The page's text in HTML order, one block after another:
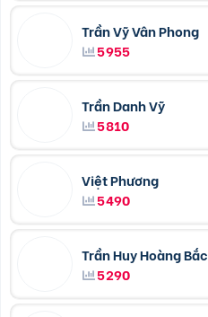
Trần Vỹ Vân Phong
5955
Trần Danh Vỹ
5810
Việt Phương
5490
Trần Huy Hoàng Bắc
5290